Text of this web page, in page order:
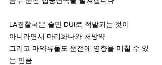
LA경찰국은 술만 DUI로 적발되는 것이
아니라면서 마리화나와 처방약
그리고 마약류들도 운전에 영향을 미칠 수 있
는 만큼